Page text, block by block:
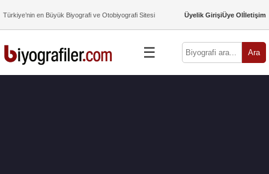
Türkiye’nin en Büyük Biyografi ve Otobiyografi Sitesi Üyelik GirişiÜye Olİletişim
☰ Ara